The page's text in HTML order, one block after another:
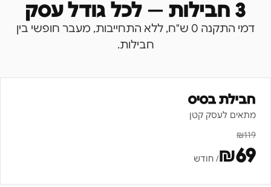
3 חבילות — לכל גודל עסק
דמי התקנה 0 ש"ח, ללא התחייבות, מעבר חופשי בין
חבילות.
חבילת בסיס
מתאים לעסק קטן
₪119
₪69 / חודש